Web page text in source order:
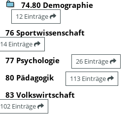
74.80 Demographie
12 Einträge
76 Sportwissenschaft
14 Einträge
77 Psychologie 26 Einträge
80 Pädagogik 113 Einträge
83 Volkswirtschaft
102 Einträge